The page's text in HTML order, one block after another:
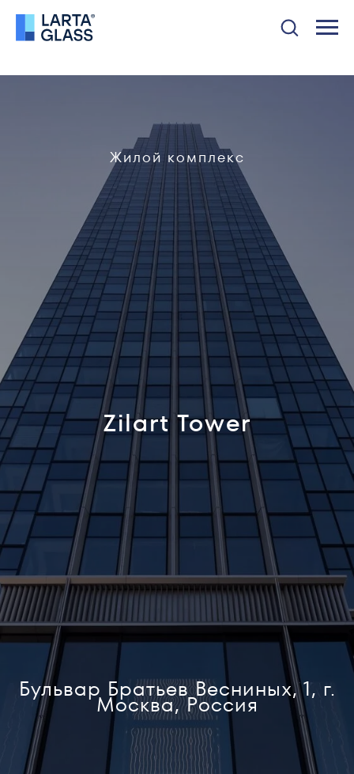
Zilart Tower
Жилой комплекс
Бульвар Братьев Весниных, 1, г.
Москва, Россия